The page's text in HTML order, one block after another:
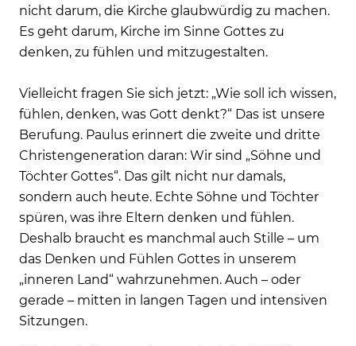
nicht darum, die Kirche glaubwürdig zu machen.
Es geht darum, Kirche im Sinne Gottes zu
denken, zu fühlen und mitzugestalten.
Vielleicht fragen Sie sich jetzt: „Wie soll ich wissen,
fühlen, denken, was Gott denkt?“ Das ist unsere
Berufung. Paulus erinnert die zweite und dritte
Christengeneration daran: Wir sind „Söhne und
Töchter Gottes“. Das gilt nicht nur damals,
sondern auch heute. Echte Söhne und Töchter
spüren, was ihre Eltern denken und fühlen.
Deshalb braucht es manchmal auch Stille – um
das Denken und Fühlen Gottes in unserem
„inneren Land“ wahrzunehmen. Auch – oder
gerade – mitten in langen Tagen und intensiven
Sitzungen.